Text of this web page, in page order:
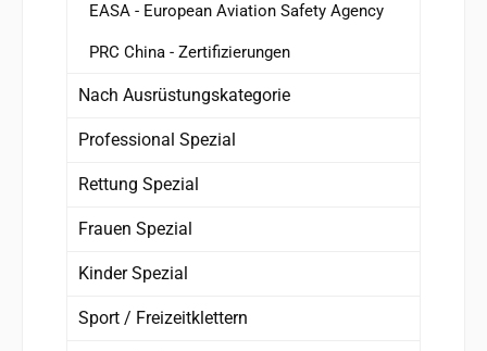
EASA - European Aviation Safety Agency
PRC China - Zertifizierungen
Nach Ausrüstungskategorie
Professional Spezial
Rettung Spezial
Frauen Spezial
Kinder Spezial
Sport / Freizeitklettern